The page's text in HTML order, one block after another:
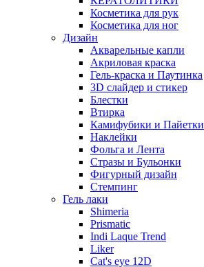
Косметика для рук
Косметика для ног
Дизайн
Акварельные капли
Акриловая краска
Гель-краска и Паутинка
3D слайдер и стикер
Блестки
Втирка
Камифубики и Пайетки
Наклейки
Фольга и Лента
Стразы и Бульонки
Фигурный дизайн
Стемпинг
Гель лаки
Shimeria
Prismatic
Indi Laque Trend
Liker
Cat's eye 12D